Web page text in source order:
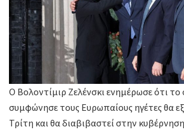
Ο Βολοντίμιρ Ζελένσκι ενημέρωσε ότι το
συμφώνησε τους Ευρωπαίους ηγέτες θα
Τρίτη και θα διαβιβαστεί στην